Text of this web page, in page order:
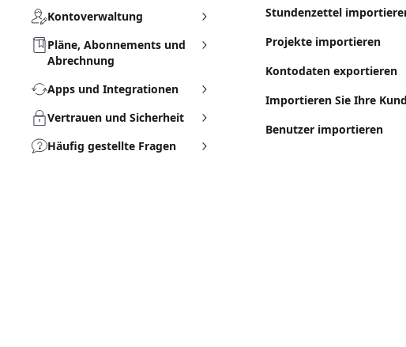
Kontoverwaltung
Pläne, Abonnements und
Abrechnung
Apps und Integrationen
Vertrauen und Sicherheit
Häufig gestellte Fragen
Stundenzettel
Projekte importieren
Kontodaten exportieren
Importieren Sie Ihre
Benutzer importieren